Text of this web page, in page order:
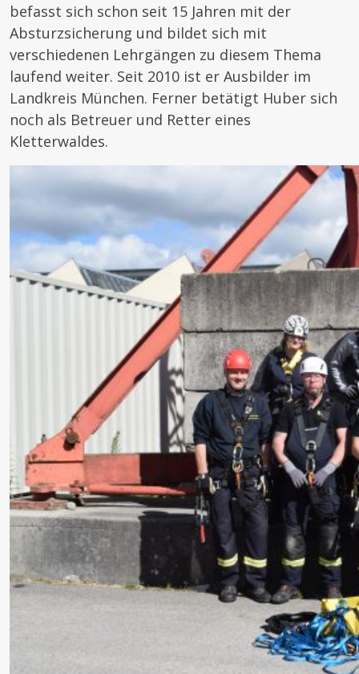
befasst sich schon seit 15 Jahren mit der
Absturzsicherung und bildet sich mit
verschiedenen Lehrgängen zu diesem Thema
laufend weiter. Seit 2010 ist er Ausbilder im
Landkreis München. Ferner betätigt Huber sich
noch als Betreuer und Retter eines
Kletterwaldes.